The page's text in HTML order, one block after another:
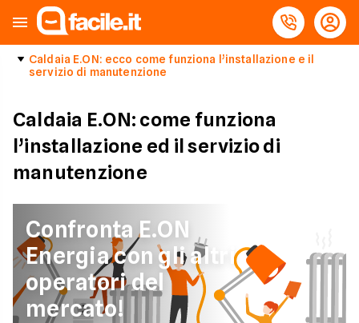
Caldaia E.ON: ecco come funziona l’installazione e il
servizio di manutenzione
Caldaia E.ON: come funziona
l’installazione ed il servizio di
manutenzione
Confronta E.ON
Energia con gli altri
operatori del
mercato!